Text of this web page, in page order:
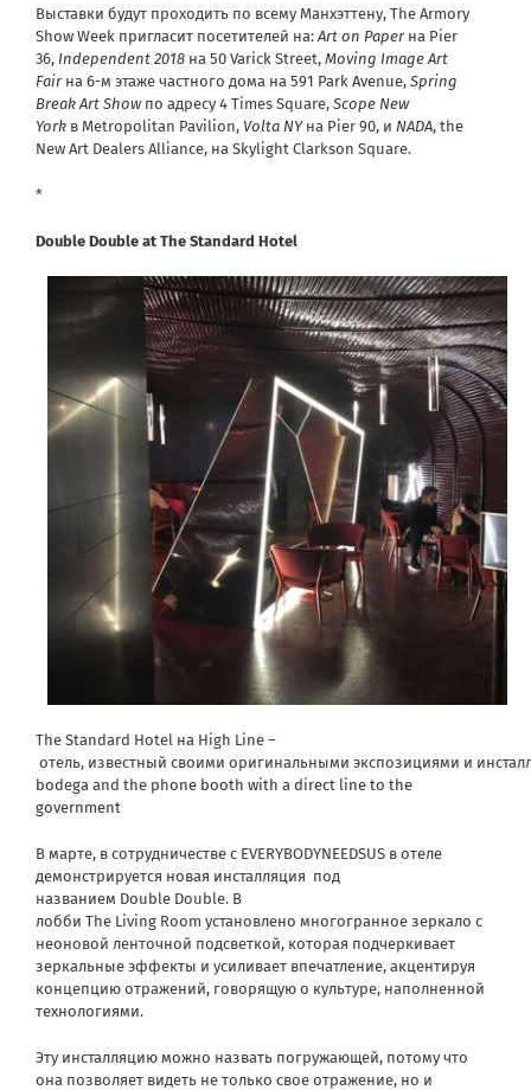
Выставки будут проходить по всему Манхэттену, The Armory
Show Week пригласит посетителей на:Art on Paperна Pier
36, Independent 2018 на 50 Varick Street, Moving Image Art
Fairна 6-м этаже частного дома на 591 Park Avenue, Spring
Break Art Showпо адресу 4 Times Square, Scope New
York в Metropolitan Pavilion, Volta NYна Pier 90, и NADA, the
New Art Dealers Alliance, на Skylight Clarkson Square.
*
Double Double at The Standard Hotel
The Standard Hotel на High Line –
отель, известный своими оригинальными экспозициями и
bodega and the phone booth with a direct line to the
government
В марте, в сотрудничестве с EVERYBODYNEEDSUS в отеле
демонстрируется новая инсталляция под
названием Double Double. В
лобби The Living Room установлено многогранное зеркало c
неоновой ленточной подсветкой, которая подчеркивает
зеркальные эффекты и усиливает впечатление, акцентируя
концепцию отражений, говорящую о культуре, наполненной
технологиями.
Эту инсталляцию можно назвать погружающей, потому что
она позволяет видеть не только свое отражение, но и